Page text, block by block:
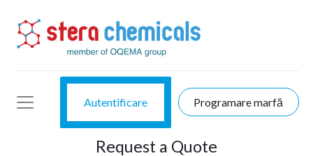
Autentificare Programare marfă
Request a Quote